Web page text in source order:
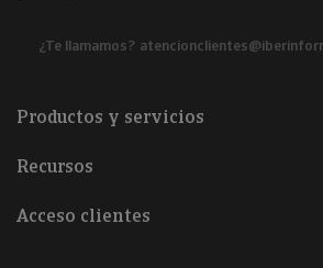
¿Te llamamos?
Productos y servicios
Recursos
Acceso clientes